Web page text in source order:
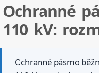
Ochranné
110 kV:
Ochranné pásmo